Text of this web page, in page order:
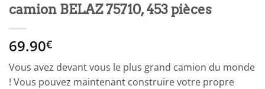
camion BELAZ 75710, 453 pièces
69.90€
Vous avez devant vous le plus grand camion du monde
! Vous pouvez maintenant construire votre propre